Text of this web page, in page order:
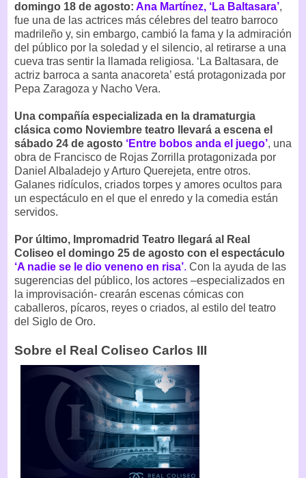
domingo 18 de agosto: Ana Martínez, ‘La Baltasara’,
fue una de las actrices más célebres del teatro barroco
madrileño y, sin embargo, cambió la fama y la admiración
del público por la soledad y el silencio, al retirarse a una
cueva tras sentir la llamada religiosa. ‘La Baltasara, de
actriz barroca a santa anacoreta’ está protagonizada por
Pepa Zaragoza y Nacho Vera.
Una compañía especializada en la dramaturgia
clásica como Noviembre teatro llevará a escena el
sábado 24 de agosto ‘Entre bobos anda el juego’, una
obra de Francisco de Rojas Zorrilla protagonizada por
Daniel Albaladejo y Arturo Querejeta, entre otros.
Galanes ridículos, criados torpes y amores ocultos para
un espectáculo en el que el enredo y la comedia están
servidos.
Por último, Impromadrid Teatro llegará al Real
Coliseo el domingo 25 de agosto con el espectáculo
‘A nadie se le dio veneno en risa’. Con la ayuda de las
sugerencias del público, los actores –especializados en
la improvisación- crearán escenas cómicas con
caballeros, pícaros, reyes o criados, al estilo del teatro
del Siglo de Oro.
Sobre el Real Coliseo Carlos III